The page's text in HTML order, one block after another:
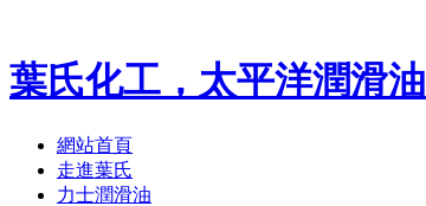
葉氏化工，太平洋潤滑油
網站首頁
走進葉氏
力士潤滑油